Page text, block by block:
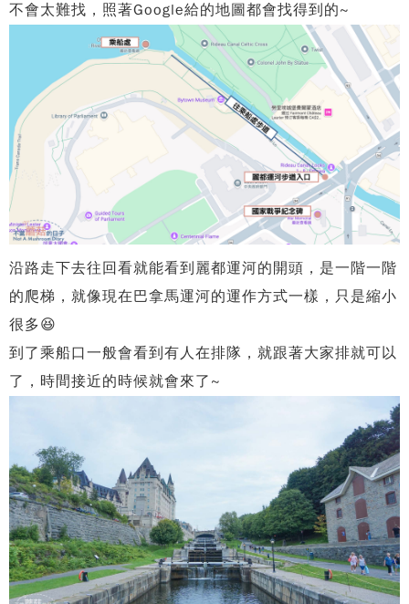
不會太難找，照著Google給的地圖都會找得到的~
沿路走下去往回看就能看到麗都運河的開頭，是一階一階
的爬梯，就像現在巴拿馬運河的運作方式一樣，只是縮小
很多😆
到了乘船口一般會看到有人在排隊，就跟著大家排就可以
了，時間接近的時候就會來了~